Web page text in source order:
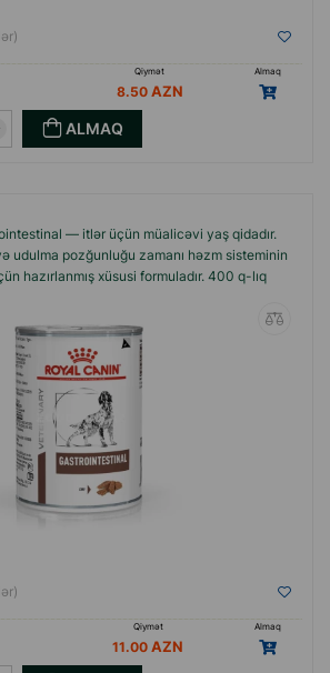
Qiymət
Almaq
8.50
ALMAQ
— itlər üçün müalicəvi yaş qidadır.
udulma pozğunluğu zamanı həzm sisteminin
hazırlanmış xüsusi formuladır. 400 q-lıq
Qiymət
Almaq
11.00